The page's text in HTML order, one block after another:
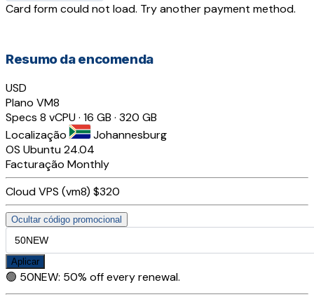
Card form could not load. Try another payment method.
Resumo da encomenda
USD
Plano VM8
Specs 8 vCPU · 16 GB · 320 GB
Localização
Johannesburg
OS Ubuntu 24.04
Facturação Monthly
Cloud VPS (vm8) $320
Ocultar código promocional
Aplicar
🟢 50NEW: 50% off every renewal.